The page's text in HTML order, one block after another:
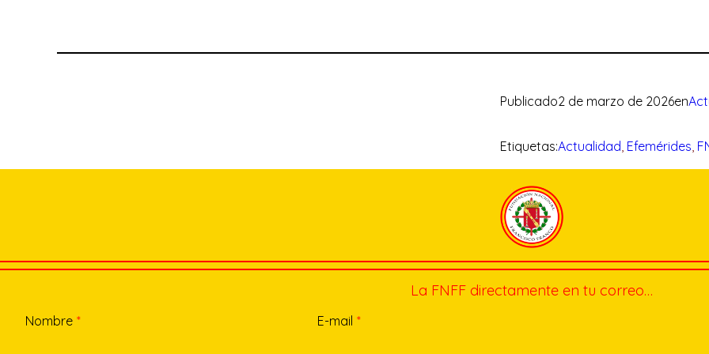
Publicado2 de marzo de 2026en
Etiquetas:Actualidad, Efemérides,
La FNFF directamente en tu correo…
Nombre * E-mail *